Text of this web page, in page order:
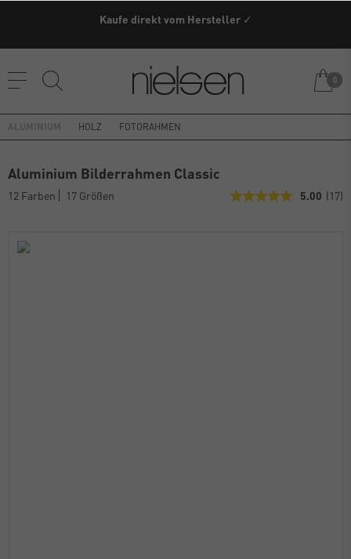
Kaufe direkt vom Hersteller ✓
0
HOLZ FOTORAHMEN
Aluminium Bilderrahmen Classic
12 Farben 17 Größen 5.00 (17)